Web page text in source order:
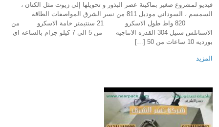
فيديو لمشروع صغير بماكينة عصر البذور و تحويلها إلي زيوت مثل الكتان ،
السمسم ، السوداني موديل 811 من نسر الشرق المواصفات الطاقة
820 واط طول الاسكرو 21 سنتيمتر خامة الاسكرو من
الاستانلس ستيل 304 القدره الانتاجيه من 5 الي 7 كيلو جرام بالساعه اي
بورديه 10 ساعات من 50 […]
المزيد